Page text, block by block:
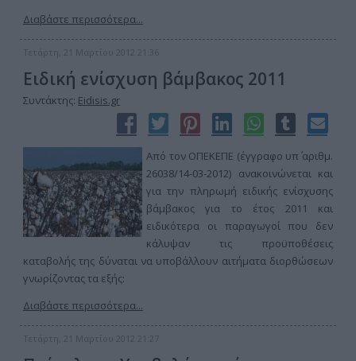
Διαβάστε περισσότερα...
Τετάρτη, 21 Μαρτίου 2012 21:36
Ειδική ενίσχυση βάμβακος 2011
Συντάκτης: Eidisis.gr
Από τον ΟΠΕΚΕΠΕ (έγγραφο υπ΄ αριθμ.
26038/14-03-2012) ανακοινώνεται και
για την πληρωμή ειδικής ενίσχυσης
βάμβακος για το έτος 2011 και
ειδικότερα οι παραγωγοί που δεν
κάλυψαν τις προϋποθέσεις
καταβολής της δύναται να υποβάλλουν αιτήματα διορθώσεων
γνωρίζοντας τα εξής:
Διαβάστε περισσότερα...
Τετάρτη, 21 Μαρτίου 2012 21:27